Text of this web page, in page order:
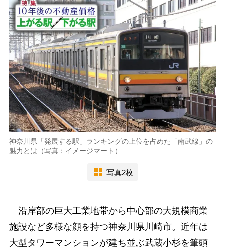
神奈川県「発展する駅」ランキングの上位を占めた「南武線」の
魅力とは（写真：イメージマート）
写真2枚
沿岸部の巨大工業地帯から中心部の大規模商業
施設など多様な顔を持つ神奈川県川崎市。近年は
大型タワーマンションが建ち並ぶ武蔵小杉を筆頭